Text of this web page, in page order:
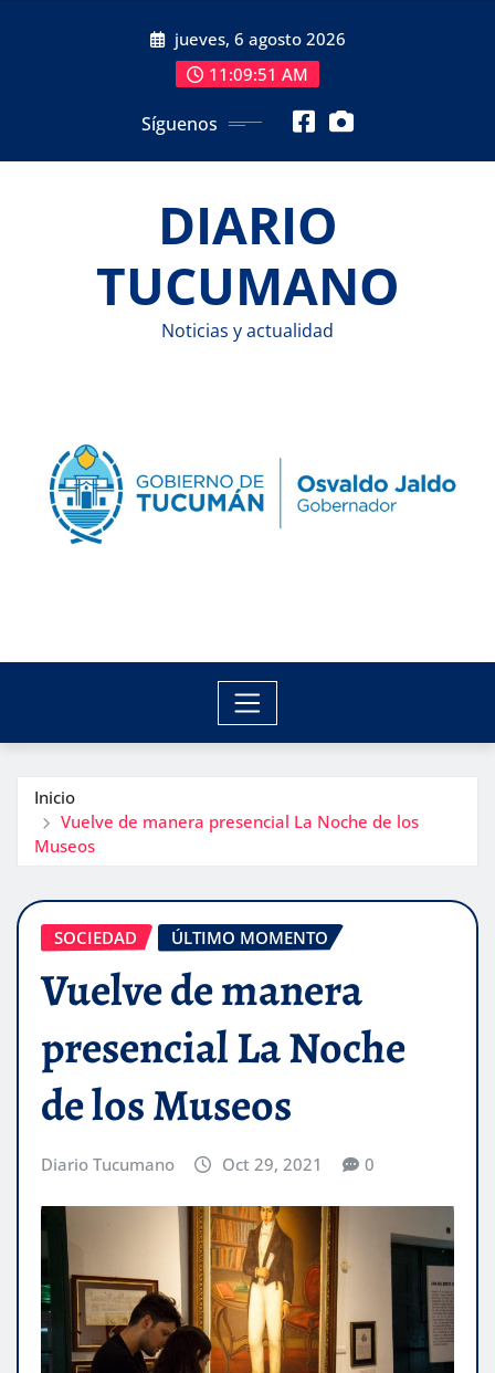
jueves, 6 agosto 2026
11:09:52 AM
Síguenos
DIARIO
TUCUMANO
Noticias y actualidad
Inicio
Vuelve de manera presencial La Noche de los
Museos
SOCIEDAD ÚLTIMO MOMENTO
Vuelve de manera
presencial La Noche
de los Museos
Diario Tucumano Oct 29, 2021 0